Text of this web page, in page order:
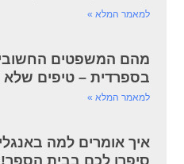
למאמר המלא »
מהם המשפטים
בספרדית – טיפים
למאמר המלא »
איך אומרים למה